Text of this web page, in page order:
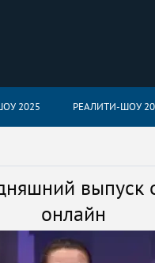
2025 РЕАЛИТИ-ШОУ
выпуск
онлайн